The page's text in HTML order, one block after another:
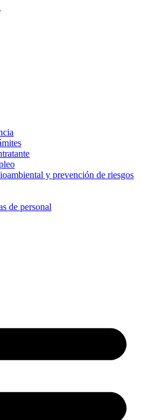
y prevención de riesgos
de personal